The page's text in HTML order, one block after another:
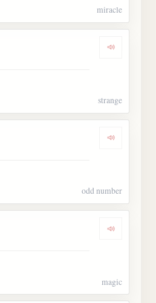
miracle
strange
odd number
Dengarkan
magic